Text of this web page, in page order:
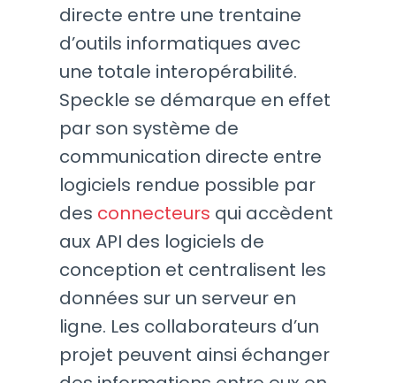
directe entre une trentaine
d’outils informatiques avec
une totale interopérabilité.
Speckle se démarque en effet
par son système de
communication directe entre
logiciels rendue possible par
des connecteurs qui accèdent
aux API des logiciels de
conception et centralisent les
données sur un serveur en
ligne. Les collaborateurs d’un
projet peuvent ainsi échanger